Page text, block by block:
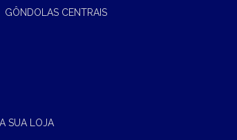
GÔNDOLAS CENTRAIS
SUA LOJA